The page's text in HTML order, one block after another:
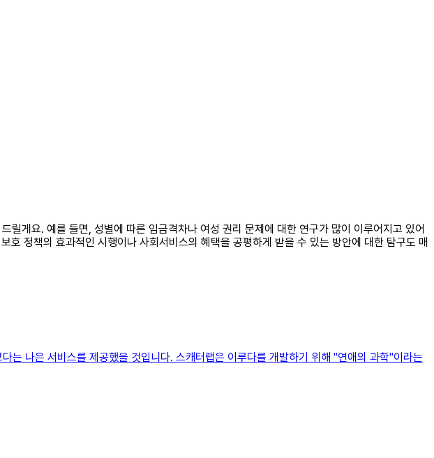
릴게요. 예를 들면, 성별에 따른 임금격차나 여성 권리 문제에 대한 연구가 많이 이루어지고 있어
정책의 효과적인 시행이나 사회서비스의 혜택을 공평하게 받을 수 있는 방안에 대한 탐구도 매
는 나은 서비스를 제공했을 것입니다. 스캐터랩은 이루다를 개발하기 위해 "연애의 과학"이라는